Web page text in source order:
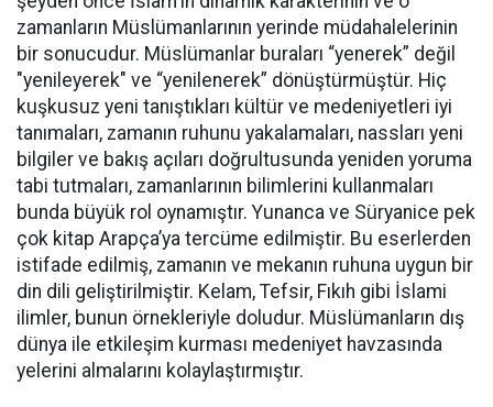
zamanların Müslümanlarının yerinde müdahalelerinin
bir sonucudur. Müslümanlar buraları “yenerek” değil
"yenileyerek" ve “yenilenerek” dönüştürmüştür. Hiç
kuşkusuz yeni tanıştıkları kültür ve medeniyetleri iyi
tanımaları, zamanın ruhunu yakalamaları, nassları yeni
bilgiler ve bakış açıları doğrultusunda yeniden yoruma
tabi tutmaları, zamanlarının bilimlerini kullanmaları
bunda büyük rol oynamıştır. Yunanca ve Süryanice pek
çok kitap Arapça’ya tercüme edilmiştir. Bu eserlerden
istifade edilmiş, zamanın ve mekanın ruhuna uygun bir
din dili geliştirilmiştir. Kelam, Tefsir, Fıkıh gibi İslami
ilimler, bunun örnekleriyle doludur. Müslümanların dış
dünya ile etkileşim kurması medeniyet havzasında
yelerini almalarını kolaylaştırmıştır.